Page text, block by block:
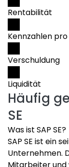
Rentabilität
Kennzahlen
Verschuldung
Liquidität
Häufig
SE
Was ist SAP SE?
SAP SE ist ein
Unternehmen.